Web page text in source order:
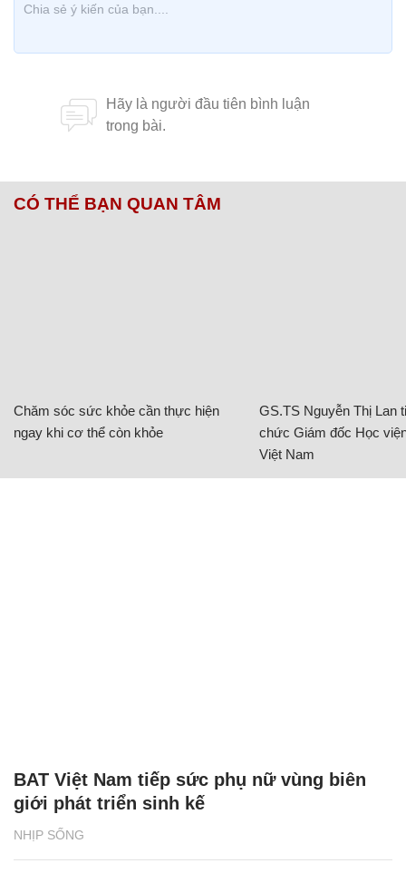
CÓ THỂ BẠN QUAN TÂM
Chăm sóc sức khỏe cần thực hiện
ngay khi cơ thể còn khỏe
GS.TS Nguyễn Thị Lan
chức Giám đốc Học
Việt Nam
NHỊP SỐNG
BAT Việt Nam tiếp sức phụ nữ vùng biên
giới phát triển sinh kế